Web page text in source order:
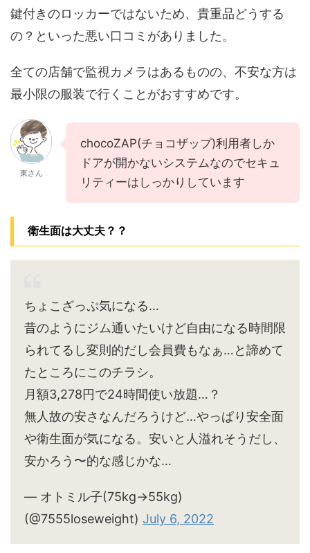
鍵付きのロッカーではないため、貴重品どうする
の？といった悪い口コミがありました。
全ての店舗で監視カメラはあるものの、不安な方は
最小限の服装で行くことがおすすめです。
東さん
chocoZAP(チョコザップ)利用者しか
ドアが開かないシステムなのでセキュ
リティーはしっかりしています
衛生面は大丈夫？？
ちょこざっぷ気になる…
昔のようにジム通いたいけど自由になる時間限
られてるし変則的だし会員費もなぁ…と諦めて
たところにこのチラシ。
月額3,278円で24時間使い放題…？
無人故の安さなんだろうけど…やっぱり安全面
や衛生面が気になる。安いと人溢れそうだし、
安かろう〜的な感じかな…
— オトミル子(75kg→55kg)
(@7555loseweight) July 6, 2022